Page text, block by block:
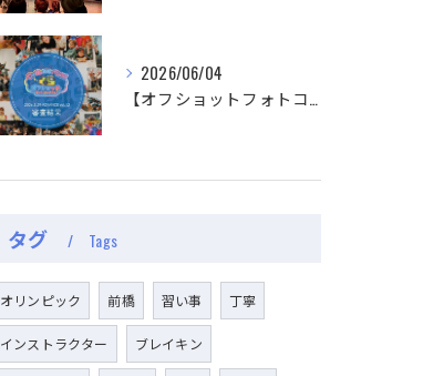
2026/06/04
【オフショットフォトコンテスト審査結果】
タグ Tags
オリンピック 前橋 習い事 丁寧
インストラクター ブレイキン